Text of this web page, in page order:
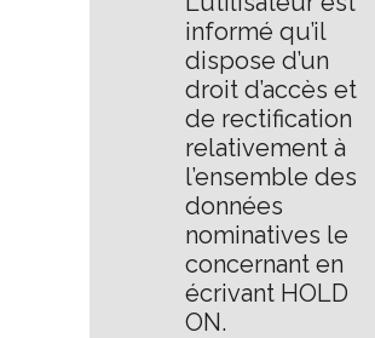
informé qu’il
dispose d’un
droit d’accès et
de rectification
relativement à
l’ensemble des
données
nominatives le
concernant en
écrivant HOLD
ON.